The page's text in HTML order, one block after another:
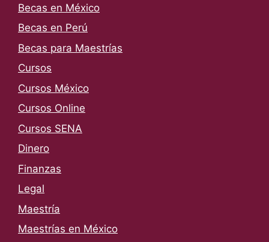
Becas en México
Becas en Perú
Becas para Maestrías
Cursos
Cursos México
Cursos Online
Cursos SENA
Dinero
Finanzas
Legal
Maestría
Maestrías en México